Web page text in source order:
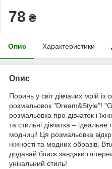
78 ₴
Опис Характеристики
Опис
Поринь у світ дівчачих мрій із
розмальовок "Dream&Style"!
розмальовка про дівчаток і
та стильні дівчатка –
модниці! Ця розмальовка
ніжності та модних образів.
додавай блиск завдяки
унікальний стиль!